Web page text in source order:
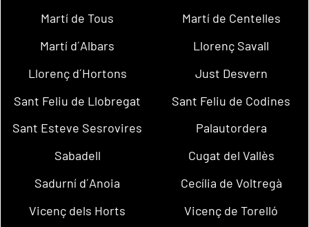
Martí de Tous
Martí de Centelles
Martí d´Albars
Llorenç Savall
Llorenç d´Hortons
Just Desvern
Sant Feliu de Llobregat
Sant Feliu de Codines
Sant Esteve Sesrovires
Palautordera
Sabadell
Cugat del Vallès
Sadurní d´Anoia
Cecília de Voltregà
Vicenç dels Horts
Vicenç de Torelló